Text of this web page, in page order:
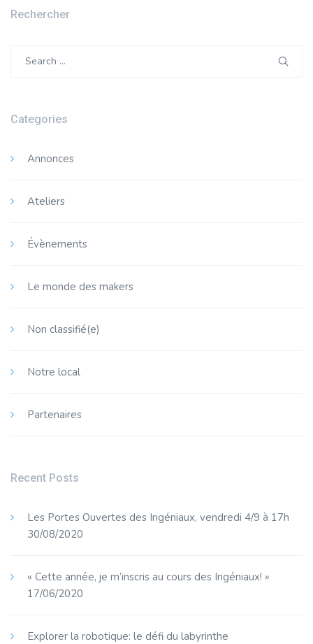
Rechercher
Categories
Annonces
Ateliers
Évènements
Le monde des makers
Non classifié(e)
Notre local
Partenaires
Recent Posts
Les Portes Ouvertes des Ingéniaux, vendredi 4/9 à 17h
30/08/2020
« Cette année, je m’inscris au cours des Ingéniaux! »
17/06/2020
Explorer la robotique: le défi du labyrinthe